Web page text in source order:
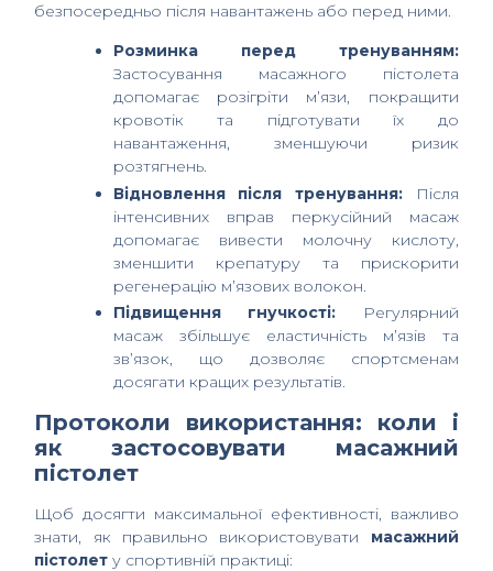
безпосередньо після навантажень або перед ними.
Розминка перед тренуванням:
Застосування масажного пістолета
допомагає розігріти м’язи, покращити
кровотік та підготувати їх до
навантаження, зменшуючи ризик
розтягнень.
Відновлення після тренування:Після
інтенсивних вправ перкусійний масаж
допомагає вивести молочну кислоту,
зменшити крепатуру та прискорити
регенерацію м’язових волокон.
Підвищення гнучкості: Регулярний
масаж збільшує еластичність м’язів та
зв’язок, що дозволяє спортсменам
досягати кращих результатів.
Протоколи використання: коли і
як застосовувати масажний
пістолет
Щоб досягти максимальної ефективності, важливо
знати, як правильно використовувати масажний
пістолет у спортивній практиці: